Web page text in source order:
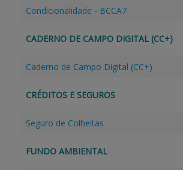
Condicionalidade - BCCA7
CADERNO DE CAMPO DIGITAL (CC+)
Caderno de Campo Digital (CC+)
CRÉDITOS E SEGUROS
Seguro de Colheitas
FUNDO AMBIENTAL